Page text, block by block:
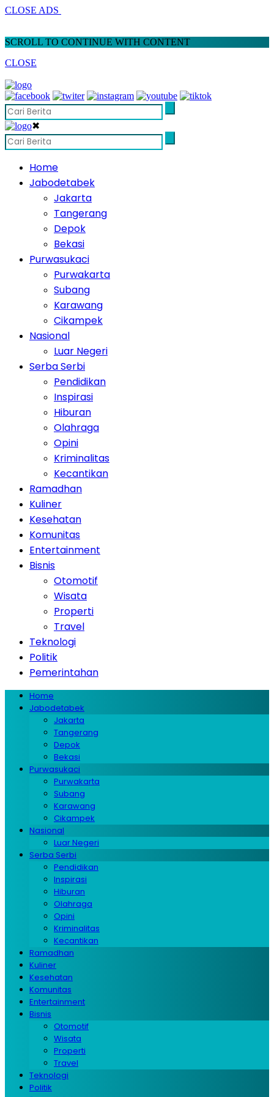
CLOSE ADS
SCROLL TO CONTINUE WITH CONTENT
CLOSE
✖
Home
Jabodetabek
Jakarta
Tangerang
Depok
Bekasi
Purwasukaci
Purwakarta
Subang
Karawang
Cikampek
Nasional
Luar Negeri
Serba Serbi
Pendidikan
Inspirasi
Hiburan
Olahraga
Opini
Kriminalitas
Kecantikan
Ramadhan
Kuliner
Kesehatan
Komunitas
Entertainment
Bisnis
Otomotif
Wisata
Properti
Travel
Teknologi
Politik
Pemerintahan
Home
Jabodetabek
Jakarta
Tangerang
Depok
Bekasi
Purwasukaci
Purwakarta
Subang
Karawang
Cikampek
Nasional
Luar Negeri
Serba Serbi
Pendidikan
Inspirasi
Hiburan
Olahraga
Opini
Kriminalitas
Kecantikan
Ramadhan
Kuliner
Kesehatan
Komunitas
Entertainment
Bisnis
Otomotif
Wisata
Properti
Travel
Teknologi
Politik